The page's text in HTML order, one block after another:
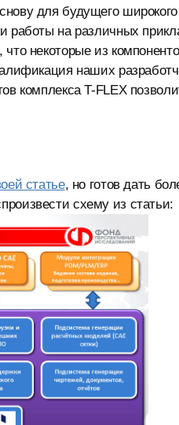
для будущего
работы на различных
некоторые из
наших
комплекса T-FLEX
статье, но готов дать
схему из статьи: